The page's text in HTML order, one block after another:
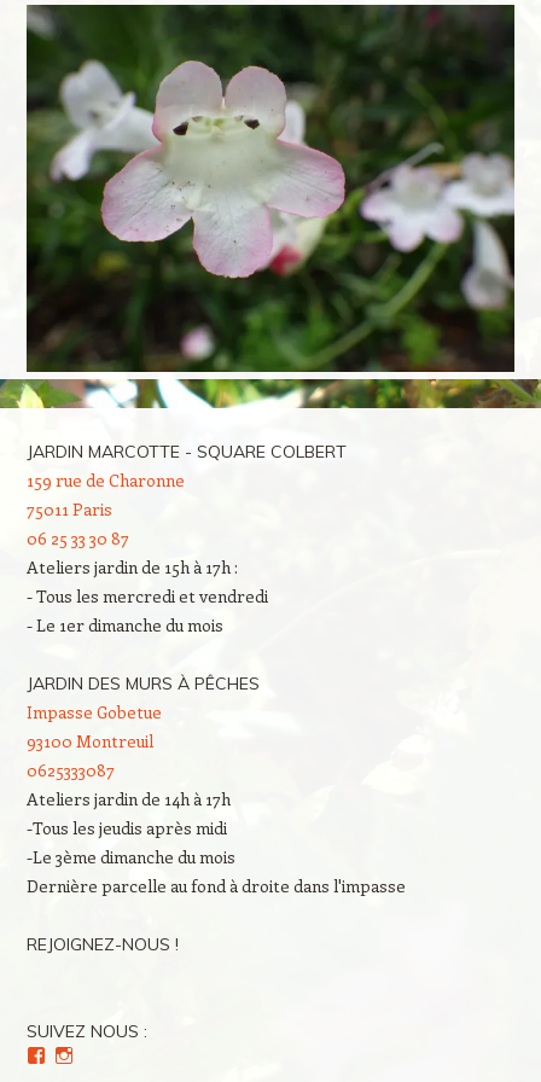
JARDIN MARCOTTE - SQUARE COLBERT
159 rue de Charonne
75011 Paris
06 25 33 30 87
Ateliers jardin de 15h à 17h :
- Tous les mercredi et vendredi
- Le 1er dimanche du mois
JARDIN DES MURS À PÊCHES
Impasse Gobetue
93100 Montreuil
0625333087
Ateliers jardin de 14h à 17h
-Tous les jeudis après midi
-Le 3ème dimanche du mois
Dernière parcelle au fond à droite dans l'impasse
REJOIGNEZ-NOUS !
SUIVEZ NOUS :
VoirVoir